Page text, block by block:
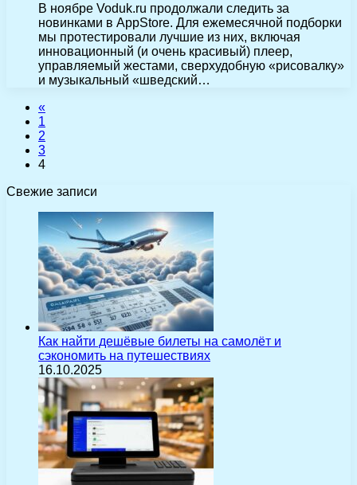
В ноябре Voduk.ru продолжали следить за
новинками в AppStore. Для ежемесячной подборки
мы протестировали лучшие из них, включая
инновационный (и очень красивый) плеер,
управляемый жестами, сверхудобную «рисовалку»
и музыкальный «шведский…
«
1
2
3
4
Свежие записи
Как найти дешёвые билеты на самолёт и
сэкономить на путешествиях
16.10.2025